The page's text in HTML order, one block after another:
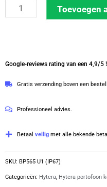
Hytera
BP565
470
Digitale
BP565
(IP67)
aantal
Toevoegen
Google-reviews rating van een 4,9/5 !
Gratis verzending boven een
Professioneel advies.
Betaal veilig met alle bekende
SKU: BP565 U1 (IP67)
Categorieën: Hytera, Hytera portofoon